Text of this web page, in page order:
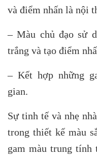
và điểm nhấn là nội
– Màu chủ đạo sử
trắng và tạo điểm
– Kết hợp những
gian.
Sự tinh tế và nhẹ
trong thiết kế màu
gam màu trung tính